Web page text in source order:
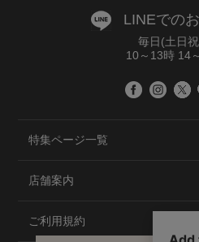
LINEでの
毎日(土日
10～13時 14
特集ページ一覧
店舗案内
ご利用規約